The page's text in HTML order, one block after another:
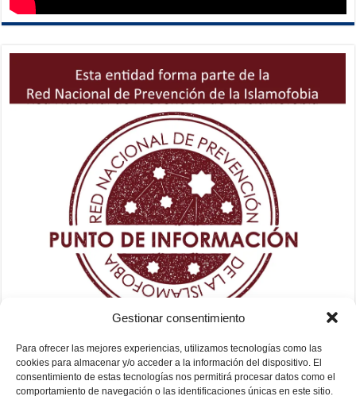
Gestionar consentimiento
Para ofrecer las mejores experiencias, utilizamos tecnologías como las
cookies para almacenar y/o acceder a la información del dispositivo. El
consentimiento de estas tecnologías nos permitirá procesar datos como el
comportamiento de navegación o las identificaciones únicas en este sitio.